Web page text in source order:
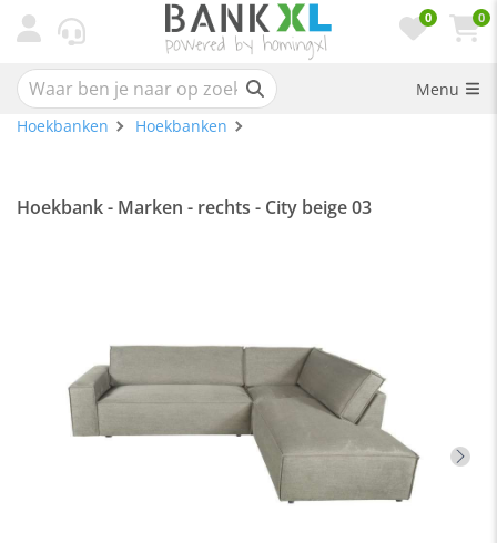
0 0
Menu
Hoekbanken
Hoekbanken
Hoekbank - Marken - rechts - City beige 03